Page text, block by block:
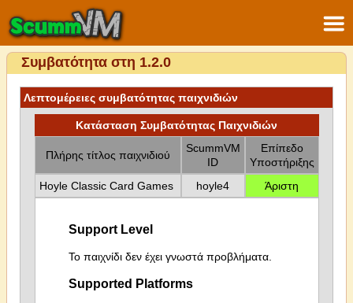
Συμβατότητα στη 1.2.0
Λεπτομέρειες συμβατότητας παιχνιδιών
Κατάσταση Συμβατότητας Παιχνιδιών
Πλήρης τίτλος παιχνιδιού
ScummVM
ID
Επίπεδο
Υποστήριξης
Hoyle Classic Card Games
hoyle4 Άριστη
Support Level
Το παιχνίδι δεν έχει γνωστά προβλήματα.
Supported Platforms